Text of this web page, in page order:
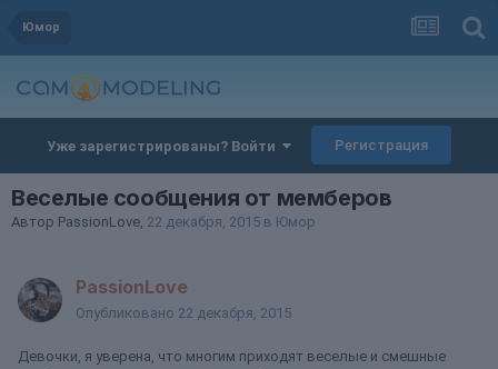
Юмор
Уже зарегистрированы? Войти Регистрация
Веселые сообщения от мемберов
Автор PassionLove, 22 декабря, 2015 в Юмор
PassionLove
Опубликовано 22 декабря, 2015
Девочки, я уверена, что многим приходят веселые и смешные